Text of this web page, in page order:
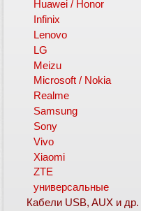
Huawei / Honor
Infinix
Lenovo
LG
Meizu
Microsoft / Nokia
Realme
Samsung
Sony
Vivo
Xiaomi
ZTE
универсальные
Кабели USB, AUX и др.